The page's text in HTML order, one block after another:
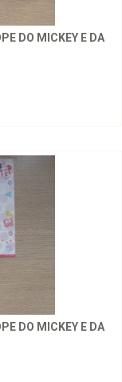
DO MICKEY E DA
DO MICKEY E DA